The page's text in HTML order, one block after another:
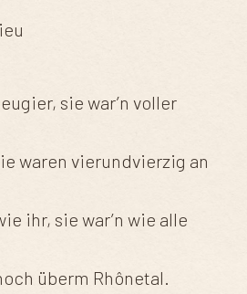
sie war’n voller
waren vierundvierzig an
ihr, sie war’n wie alle
überm Rhônetal.